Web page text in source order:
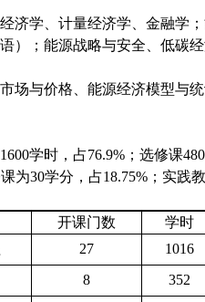
济学、计量经济学、金融学
）；能源战略与安全、低碳
场与价格、能源经济模型与
学时，占76.9%；选修课
30学分，占18.75%；实践教
开课门数 学时
27 1016
8 352